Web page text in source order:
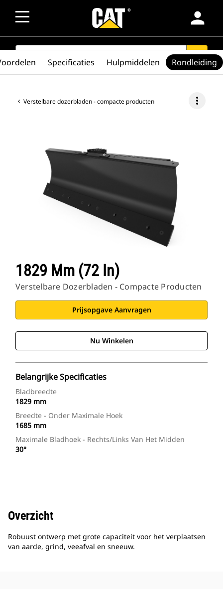
person
SEARCH search
Verstelbare dozerbladen - compacte producten more_vert
1829 Mm (72 In)
Verstelbare Dozerbladen - Compacte Producten
Prijsopgave Aanvragen
Nu Winkelen
Belangrijke Specificaties
Bladbreedte
1829 mm
Breedte - Onder Maximale Hoek
1685 mm
Maximale Bladhoek - Rechts/links Van Het Midden
30°
Specificaties Hulpmiddelen Rondleiding
Overzicht
Robuust ontwerp met grote capaciteit voor het verplaatsen
van aarde, grind, veeafval en sneeuw.